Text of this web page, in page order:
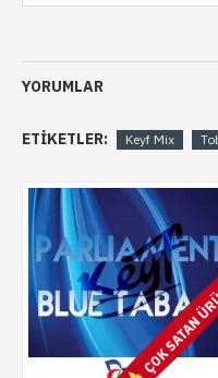
YORUMLAR
ETIKETLER: Keyf Mix
ÇOK